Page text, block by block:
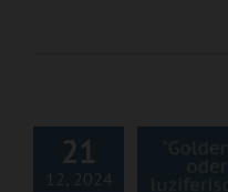
21
12, 2024